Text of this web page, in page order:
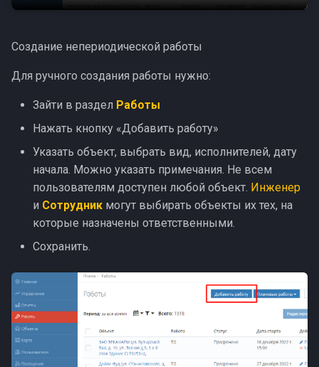
Релизы марта (1)
Доработки марта (2)
Доработки документов
Клиенты и фиксы
Ошибки планирования
Создание непериодической работы
Для ручного создания работы нужно:
Зайти в раздел Работы
Нажать кнопку «Добавить работу»
Указать объект, выбрать вид, исполнителей, дату
начала. Можно указать примечания. Не всем
пользователям доступен любой объект. Инженер
и Сотрудник могут выбирать объекты их тех, на
которые назначены ответственными.
Сохранить.